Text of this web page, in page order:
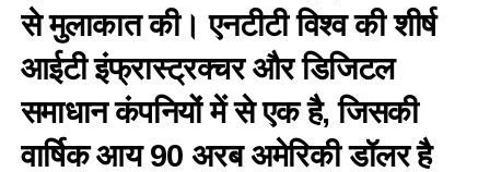
से मुलाकात की। एनटीटी विश्व की शीर्ष
आईटी इंफ्रास्ट्रक्चर और डिजिटल
समाधान कंपनियों में से एक है, जिसकी
वार्षिक आय 90 अरब अमेरिकी डॉलर है